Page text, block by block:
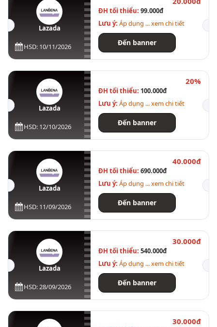
Lazada
HSD: 10/11/2026
ĐH tối thiểu: 99.000đ
Lưu ý: Áp dụng ... xem chi tiết
Đến banner
Lazada
HSD: 12/10/2026
20%
ĐH tối thiểu: 100.000đ
Lưu ý: Áp dụng ... xem chi tiết
Đến banner
Lazada
HSD: 11/09/2026
40.000đ
ĐH tối thiểu: 690.000đ
Lưu ý: Áp dụng ... xem chi tiết
Đến banner
Lazada
HSD: 28/09/2026
30.000đ
ĐH tối thiểu: 540.000đ
Lưu ý: Áp dụng ... xem chi tiết
Đến banner
30.000đ